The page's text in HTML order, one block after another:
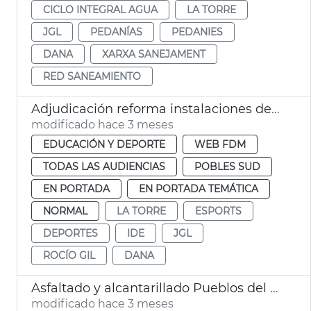
CICLO INTEGRAL AGUA
LA TORRE
JGL
PEDANÍAS
PEDANIES
DANA
XARXA SANEJAMENT
RED SANEAMIENTO
Adjudicación reforma instalaciones deportivas la Torre València
modificado hace 3 meses
EDUCACIÓN Y DEPORTE
WEB FDM
TODAS LAS AUDIENCIAS
POBLES SUD
EN PORTADA
EN PORTADA TEMÁTICA
NORMAL
LA TORRE
ESPORTS
DEPORTES
IDE
JGL
ROCÍO GIL
DANA
Asfaltado y alcantarillado Pueblos del Sur València
modificado hace 3 meses